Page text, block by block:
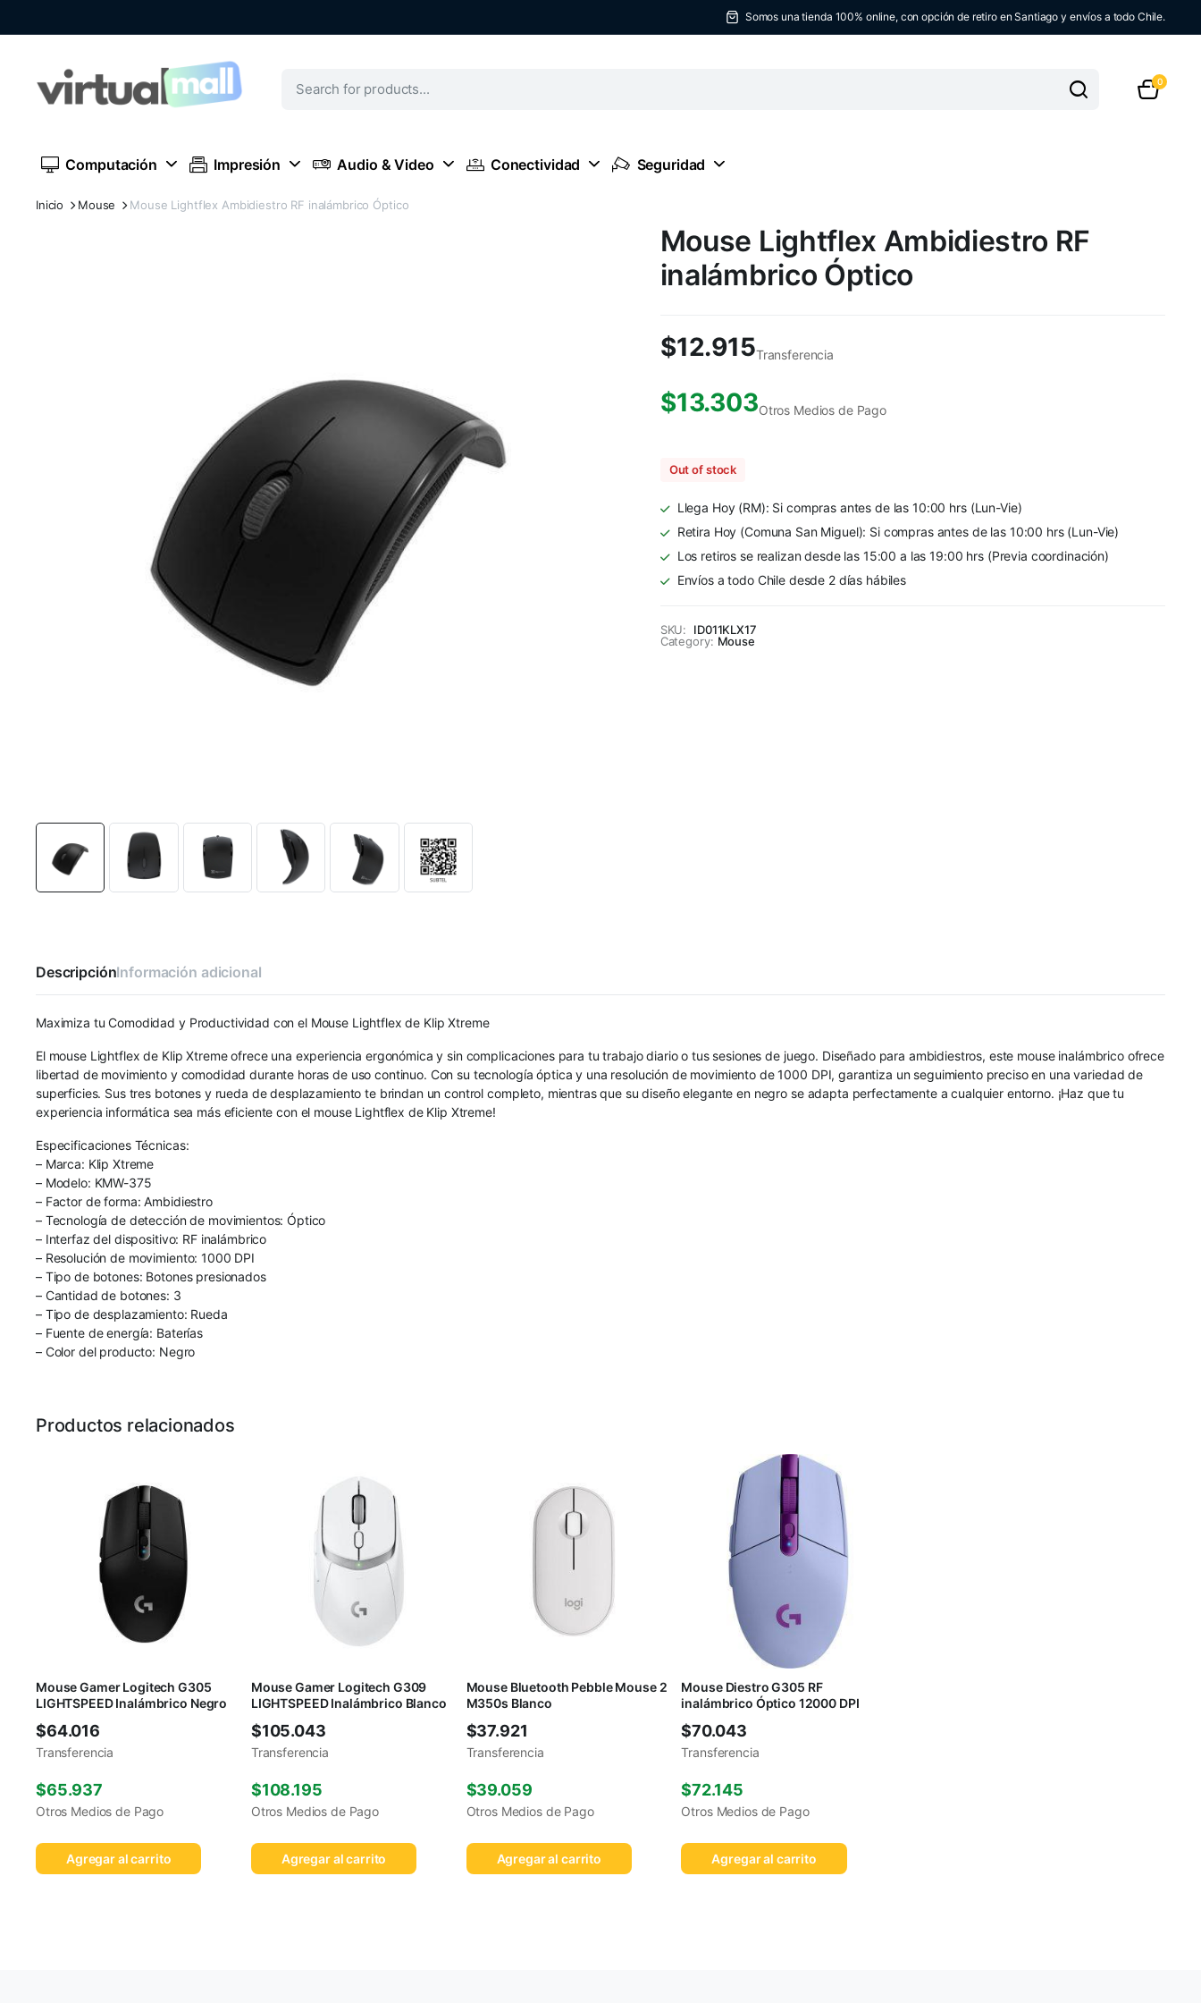
Somos una tienda 100% online, con opción de retiro en Santiago y envíos a todo Chile.
0
Computación Impresión Audio & Video Conectividad Seguridad
Inicio Mouse Mouse Lightflex Ambidiestro RF inalámbrico Óptico
Mouse Lightflex Ambidiestro RF
inalámbrico Óptico
$12.915Transferencia
$13.303Otros Medios de Pago
Out of stock
Llega Hoy (RM): Si compras antes de las 10:00 hrs (Lun-Vie)
Retira Hoy (Comuna San Miguel): Si compras antes de las 10:00 hrs (Lun-Vie)
Los retiros se realizan desde las 15:00 a las 19:00 hrs (Previa coordinación)
Envíos a todo Chile desde 2 días hábiles
SKU:
ID011KLX17
Category: Mouse
DescripciónInformación adicional
Maximiza tu Comodidad y Productividad con el Mouse Lightflex de Klip Xtreme
El mouse Lightflex de Klip Xtreme ofrece una experiencia ergonómica y sin complicaciones para tu trabajo diario o tus sesiones de juego. Diseñado para ambidiestros, este mouse inalámbrico ofrece
libertad de movimiento y comodidad durante horas de uso continuo. Con su tecnología óptica y una resolución de movimiento de 1000 DPI, garantiza un seguimiento preciso en una variedad de
superficies. Sus tres botones y rueda de desplazamiento te brindan un control completo, mientras que su diseño elegante en negro se adapta perfectamente a cualquier entorno. ¡Haz que tu
experiencia informática sea más eficiente con el mouse Lightflex de Klip Xtreme!
Especificaciones Técnicas:
– Marca: Klip Xtreme
– Modelo: KMW-375
– Factor de forma: Ambidiestro
– Tecnología de detección de movimientos: Óptico
– Interfaz del dispositivo: RF inalámbrico
– Resolución de movimiento: 1000 DPI
– Tipo de botones: Botones presionados
– Cantidad de botones: 3
– Tipo de desplazamiento: Rueda
– Fuente de energía: Baterías
– Color del producto: Negro
Productos relacionados
Mouse Gamer Logitech G305
LIGHTSPEED Inalámbrico Negro
$64.016
Transferencia
$65.937
Otros Medios de Pago
Agregar al carrito
Mouse Gamer Logitech G309
LIGHTSPEED Inalámbrico Blanco
$105.043
Transferencia
$108.195
Otros Medios de Pago
Agregar al carrito
Mouse Bluetooth Pebble Mouse 2
M350s Blanco
$37.921
Transferencia
$39.059
Otros Medios de Pago
Agregar al carrito
Mouse Diestro G305 RF
inalámbrico Óptico 12000 DPI
$70.043
Transferencia
$72.145
Otros Medios de Pago
Agregar al carrito